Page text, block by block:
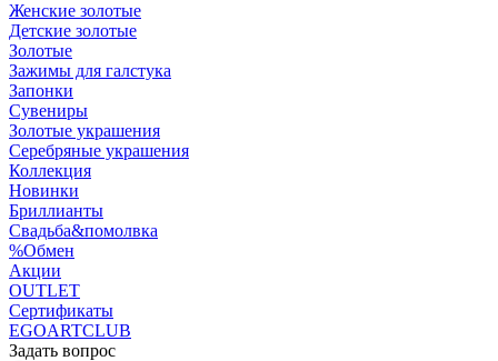
Женские золотые
Детские золотые
Золотые
Зажимы для галстука
Запонки
Сувениры
Золотые украшения
Серебряные украшения
Коллекция
Новинки
Бриллианты
Свадьба&помолвка
%Обмен
Акции
OUTLET
Сертификаты
EGOARTCLUB
Задать вопрос